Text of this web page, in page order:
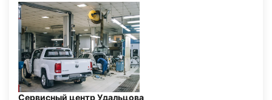
Сервисный центр Удальцова